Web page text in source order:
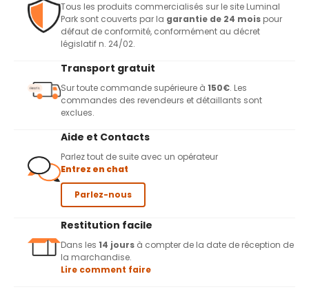
Tous les produits commercialisés sur le site Luminal
Park sont couverts par la garantie de 24 mois pour
défaut de conformité, conformément au décret
législatif n. 24/02.
Transport gratuit
Sur toute commande supérieure à 150€. Les
commandes des revendeurs et détaillants sont
exclues.
Aide et Contacts
Parlez tout de suite avec un opérateur
Entrez en chat
Parlez-nous
Restitution facile
Dans les 14 jours à compter de la date de réception de
la marchandise.
Lire comment faire